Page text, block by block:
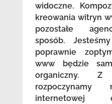
widoczne.
kreowania witryn
pozostałe
sposób.
poprawnie
www będzie
organiczny.
rozpoczynamy
internetowej